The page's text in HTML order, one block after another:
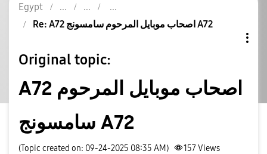
Egypt
Re: A72 اصحاب موبايل المرحوم سامسونج A72
Original topic:
A72 اصحاب موبايل المرحوم
سامسونج A72
(Topic created on: 09-24-2025 08:35 AM) 157Views